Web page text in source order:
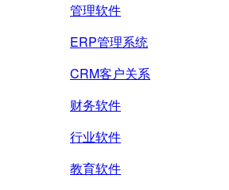
管理软件
ERP管理系统
CRM客户关系
财务软件
行业软件
教育软件